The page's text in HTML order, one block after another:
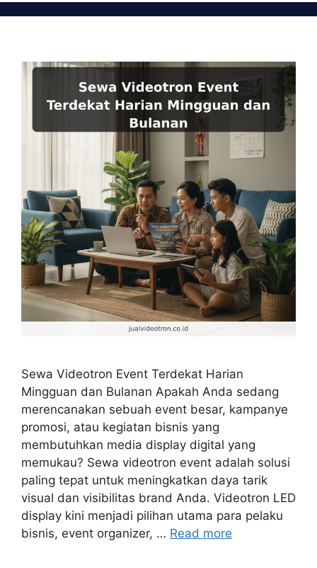
Sewa Videotron Event Terdekat Harian
Mingguan dan Bulanan Apakah Anda sedang
merencanakan sebuah event besar, kampanye
promosi, atau kegiatan bisnis yang
membutuhkan media display digital yang
memukau? Sewa videotron event adalah solusi
paling tepat untuk meningkatkan daya tarik
visual dan visibilitas brand Anda. Videotron LED
display kini menjadi pilihan utama para pelaku
bisnis, event organizer, … Read more